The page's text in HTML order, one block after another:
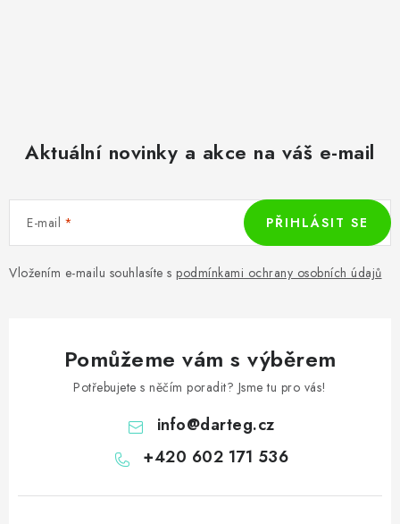
Aktuální novinky a akce na váš e-mail
E-mail
Vložením e-mailu souhlasíte s podmínkami ochrany osobních údajů
PŘIHLÁSIT SE
Pomůžeme vám s výběrem
Potřebujete s něčím poradit? Jsme tu pro vás!
info@darteg.cz
+420 602 171 536